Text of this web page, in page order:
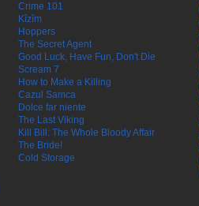
Crime 101
Kîzîm
Hoppers
The Secret Agent
Good Luck, Have Fun, Don't Die
Scream 7
How to Make a Killing
Cazul Samca
Dolce far niente
The Last Viking
Kill Bill: The Whole Bloody Affair
The Bride!
Cold Storage